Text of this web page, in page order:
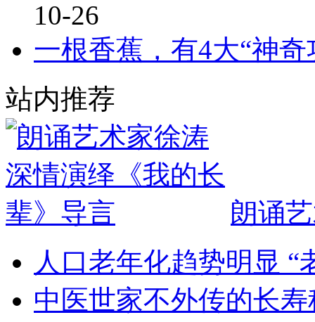
10-26
一根香蕉，有4大“神奇
站内推荐
朗诵
人口老年化趋势明显 “
中医世家不外传的长寿